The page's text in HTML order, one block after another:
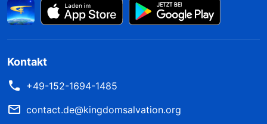
Kontakt
+49-152-1694-1485
contact.de@kingdomsalvation.org